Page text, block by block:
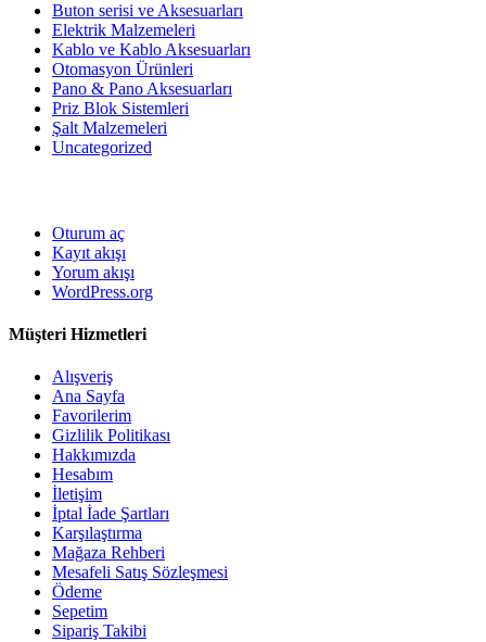
Buton serisi ve Aksesuarları
Elektrik Malzemeleri
Kablo ve Kablo Aksesuarları
Otomasyon Ürünleri
Pano & Pano Aksesuarları
Priz Blok Sistemleri
Şalt Malzemeleri
Uncategorized
Oturum aç
Kayıt akışı
Yorum akışı
WordPress.org
Müşteri Hizmetleri
Alışveriş
Ana Sayfa
Favorilerim
Gizlilik Politikası
Hakkımızda
Hesabım
İletişim
İptal İade Şartları
Karşılaştırma
Mağaza Rehberi
Mesafeli Satış Sözleşmesi
Ödeme
Sepetim
Sipariş Takibi